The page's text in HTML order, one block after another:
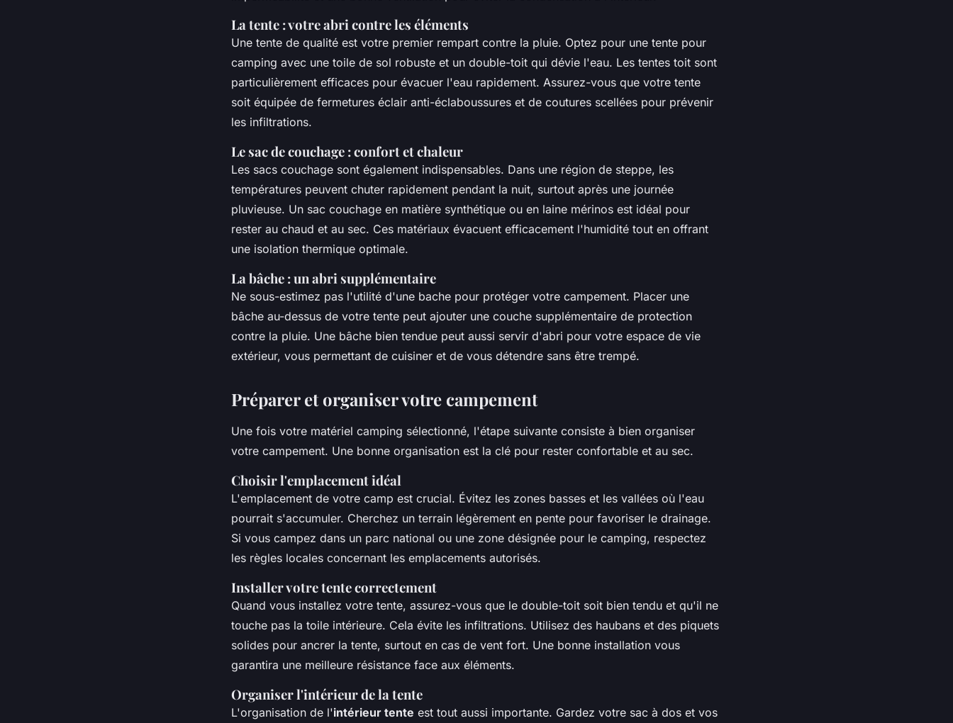
La tente : votre abri contre les éléments
Une tente de qualité est votre premier rempart contre la pluie. Optez pour une tente pour
camping avec une toile de sol robuste et un double-toit qui dévie l'eau. Les tentes toit sont
particulièrement efficaces pour évacuer l'eau rapidement. Assurez-vous que votre tente
soit équipée de fermetures éclair anti-éclaboussures et de coutures scellées pour prévenir
les infiltrations.
Le sac de couchage : confort et chaleur
Les sacs couchage sont également indispensables. Dans une région de steppe, les
températures peuvent chuter rapidement pendant la nuit, surtout après une journée
pluvieuse. Un sac couchage en matière synthétique ou en laine mérinos est idéal pour
rester au chaud et au sec. Ces matériaux évacuent efficacement l'humidité tout en offrant
une isolation thermique optimale.
La bâche : un abri supplémentaire
Ne sous-estimez pas l'utilité d'une bache pour protéger votre campement. Placer une
bâche au-dessus de votre tente peut ajouter une couche supplémentaire de protection
contre la pluie. Une bâche bien tendue peut aussi servir d'abri pour votre espace de vie
extérieur, vous permettant de cuisiner et de vous détendre sans être trempé.
Préparer et organiser votre campement
Une fois votre matériel camping sélectionné, l'étape suivante consiste à bien organiser
votre campement. Une bonne organisation est la clé pour rester confortable et au sec.
Choisir l'emplacement idéal
L'emplacement de votre camp est crucial. Évitez les zones basses et les vallées où l'eau
pourrait s'accumuler. Cherchez un terrain légèrement en pente pour favoriser le drainage.
Si vous campez dans un parc national ou une zone désignée pour le camping, respectez
les règles locales concernant les emplacements autorisés.
Installer votre tente correctement
Quand vous installez votre tente, assurez-vous que le double-toit soit bien tendu et qu'il ne
touche pas la toile intérieure. Cela évite les infiltrations. Utilisez des haubans et des piquets
solides pour ancrer la tente, surtout en cas de vent fort. Une bonne installation vous
garantira une meilleure résistance face aux éléments.
Organiser l'intérieur de la tente
L'organisation de l'intérieur tente est tout aussi importante. Gardez votre sac à dos et vos